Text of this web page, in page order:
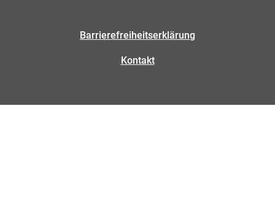
Barrierefreiheitserklärung
Kontakt